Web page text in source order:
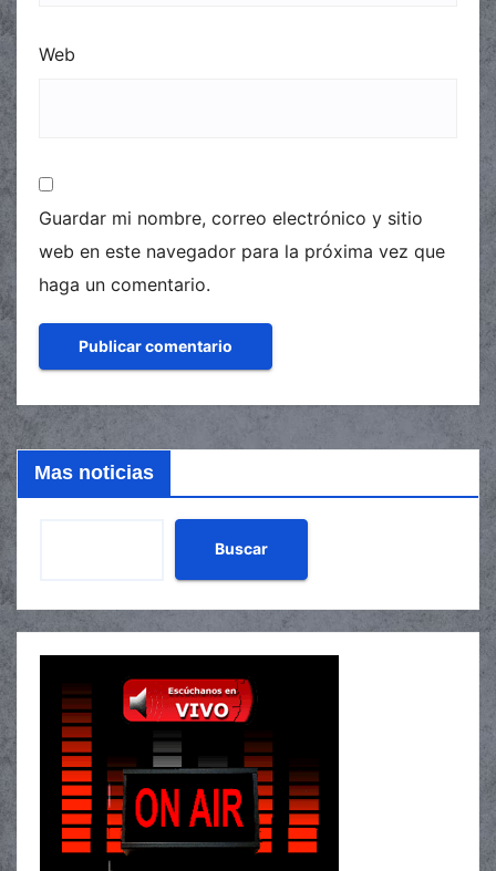
Web
Guardar mi nombre, correo electrónico y sitio
web en este navegador para la próxima vez que
haga un comentario.
Mas noticias
Buscar